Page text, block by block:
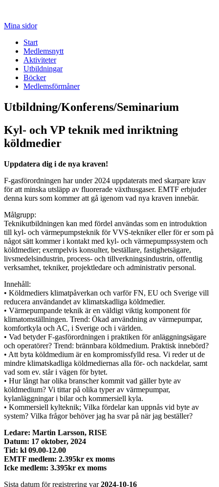
Mina sidor
Start
Medlemsnytt
Aktiviteter
Utbildningar
Böcker
Medlemsförmåner
Utbildning/Konferens/Seminarium
Kyl- och VP teknik med inriktning
köldmedier
Uppdatera dig i de nya kraven!
F-gasförordningen har under 2024 uppdaterats med skarpare krav
för att minska utsläpp av fluorerade växthusgaser. EMTF erbjuder
denna kurs som kommer att gå igenom vad nya kraven innebär.
Målgrupp:
Teknikutbildningen kan med fördel användas som en introduktion
till kyl- och värmepumpsteknik för VVS-tekniker eller för er som på
något sätt kommer i kontakt med kyl- och värmepumpssystem och
köldmedier; exempelvis konsulter, beställare, fastighetsägare,
livsmedelsindustrin, process- och tillverkningsindustrin, offentlig
verksamhet, tekniker, projektledare och administrativ personal.
Innehåll:
• Köldmediers klimatpåverkan och varför FN, EU och Sverige vill
reducera användandet av klimatskadliga köldmedier.
• Värmepumpande teknik är en väldigt viktig komponent för
klimatomställningen. Trend: Ökad användning av värmepumpar,
komfortkyla och AC, i Sverige och i världen.
• Vad betyder F-gasförordningen i praktiken för anläggningsägare
och operatörer? Trend: brännbara köldmedium. Praktisk innebörd?
• Att byta köldmedium är en kompromissfylld resa. Vi reder ut de
mindre klimatskadliga köldmediernas alla för- och nackdelar, samt
vad som ev. står i vägen för bytet.
• Hur långt har olika branscher kommit vad gäller byte av
köldmedium? Vi tittar på olika typer av värmepumpar,
kylanläggningar i bilar och kommersiell kyla.
• Kommersiell kylteknik; Vilka fördelar kan uppnås vid byte av
system? Vilka frågor behöver jag ha svar på när jag beställer?
Ledare: Martin Larsson, RISE
Datum: 17 oktober, 2024
Tid: kl 09.00-12.00
EMTF medlem: 2.395kr ex moms
Icke medlem: 3.395kr ex moms
Sista datum för registrering var2024-10-16